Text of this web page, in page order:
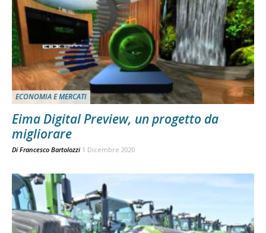
ECONOMIA E MERCATI
Eima Digital Preview, un progetto da
migliorare
Di Francesco Bartolozzi 1 Dicembre 2020